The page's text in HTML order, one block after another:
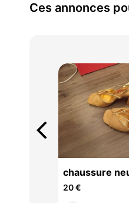
Ces annonces
chaussure
20 €
arrow_back_ios